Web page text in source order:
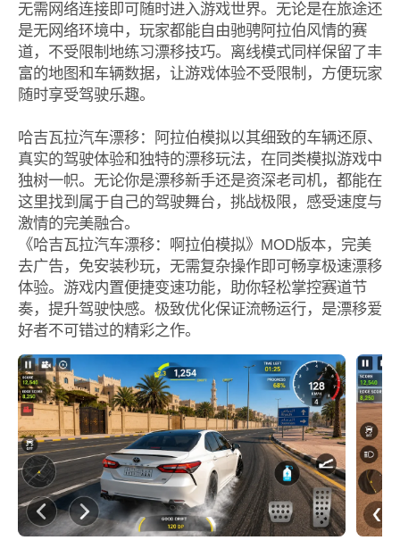
无需网络连接即可随时进入游戏世界。无论是在旅途还
是无网络环境中，玩家都能自由驰骋阿拉伯风情的赛
道，不受限制地练习漂移技巧。离线模式同样保留了丰
富的地图和车辆数据，让游戏体验不受限制，方便玩家
随时享受驾驶乐趣。
哈吉瓦拉汽车漂移：阿拉伯模拟以其细致的车辆还原、
真实的驾驶体验和独特的漂移玩法，在同类模拟游戏中
独树一帜。无论你是漂移新手还是资深老司机，都能在
这里找到属于自己的驾驶舞台，挑战极限，感受速度与
激情的完美融合。
《哈吉瓦拉汽车漂移：啊拉伯模拟》MOD版本，完美
去广告，免安装秒玩，无需复杂操作即可畅享极速漂移
体验。游戏内置便捷变速功能，助你轻松掌控赛道节
奏，提升驾驶快感。极致优化保证流畅运行，是漂移爱
好者不可错过的精彩之作。